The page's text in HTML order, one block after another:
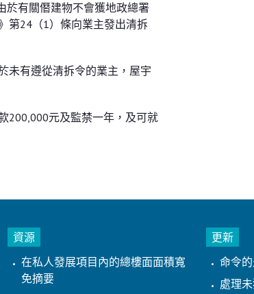
於有關僭建物不會獲地政總署
第24（1）條向業主發出清拆
未有遵從清拆令的業主，屋宇
200,000元及監禁一年，及可就
資源
在私人發展項目內的總樓面面積寬
免摘要
更新
命令
處理